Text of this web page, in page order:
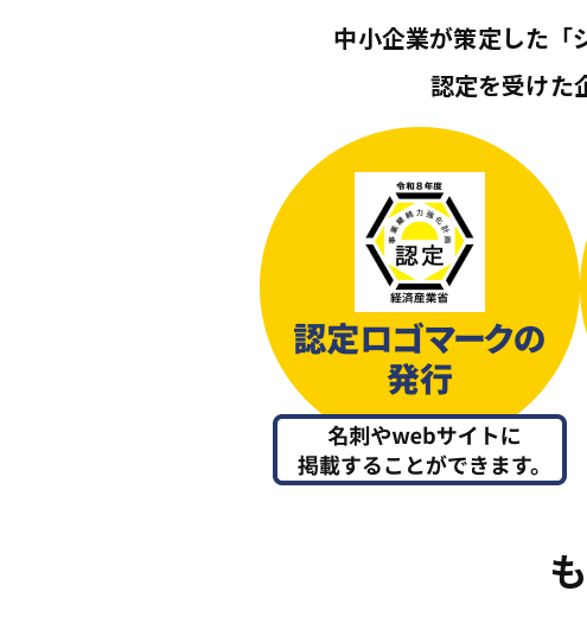
中小企業が策定した「
認定を受けた